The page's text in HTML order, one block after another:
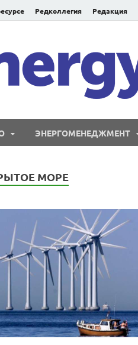
Редколлегия Редакция
ЭНЕРГОМЕНЕДЖМЕНТ
МОРЕ